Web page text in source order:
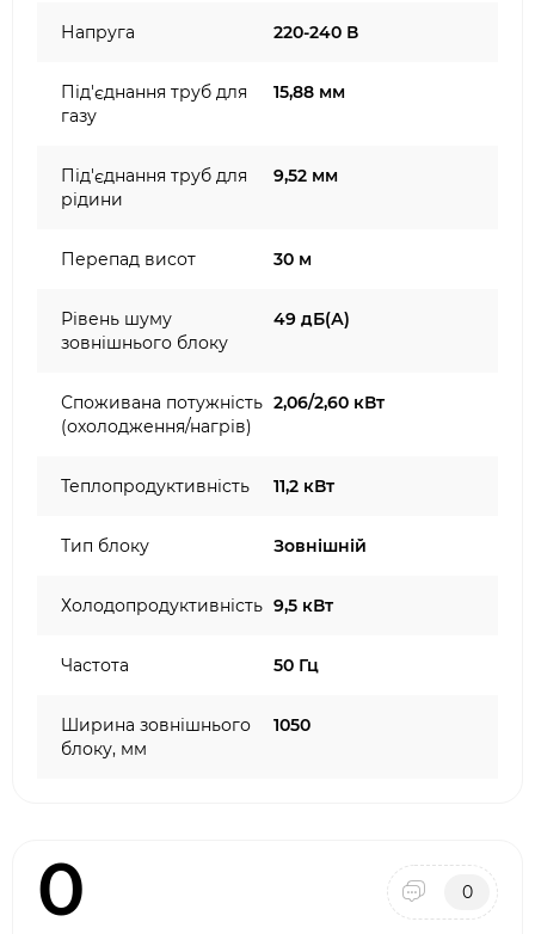
Напруга 220-240 В
Під'єднання труб для
газу
15,88 мм
Під'єднання труб для
рідини
9,52 мм
Перепад висот 30 м
Рівень шуму
зовнішнього блоку
49 дБ(А)
Споживана потужність
(охолодження/нагрів)
2,06/2,60 кВт
Теплопродуктивність 11,2 кВт
Тип блоку Зовнішній
Холодопродуктивність 9,5 кВт
Частота 50 Гц
Ширина зовнішнього
блоку, мм
1050
0 0